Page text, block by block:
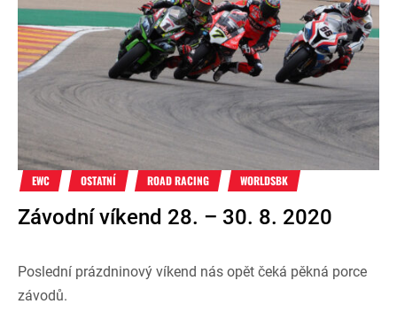
EWC OSTATNÍ ROAD RACING WORLDSBK
Závodní víkend 28. – 30. 8. 2020
Poslední prázdninový víkend nás opět čeká pěkná porce
závodů.